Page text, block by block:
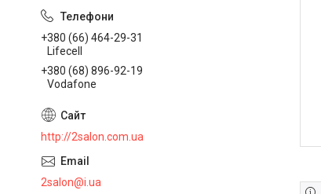
+380 (66) 464-29-31
Lifecell
+380 (68) 896-92-19
Vodafone
http://2salon.com.ua
2salon@i.ua